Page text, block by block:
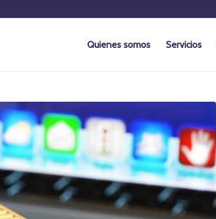
Quienes somos Servicios